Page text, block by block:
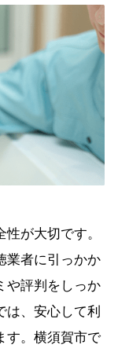
が大切です。
業者に引っかか
や評判をしっか
は、安心して利
す。横須賀市で